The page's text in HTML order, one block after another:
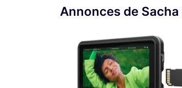
Annonces de Sacha